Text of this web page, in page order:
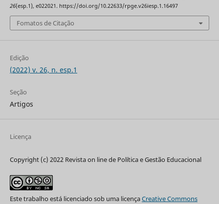
26(esp.1), e022021. https://doi.org/10.22633/rpge.v26iesp.1.16497
Fomatos de Citação
Edição
(2022) v. 26, n. esp.1
Seção
Artigos
Licença
Copyright (c) 2022 Revista on line de Política e Gestão Educacional
Este trabalho está licenciado sob uma licençaCreative Commons